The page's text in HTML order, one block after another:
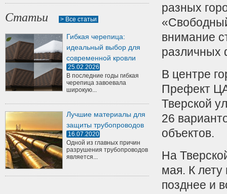
Статьи > Все статьи
Гибкая черепица:
идеальный выбор для
современной кровли
25.02.2026
В последние годы гибкая
черепица завоевала
широкую...
Лучшие материалы для
защиты трубопроводов
16.07.2020
Одной из главных причин
разрушения трубопроводов
является...
разных
внимание
различных
В центре
Префект
Тверской
26
объектов.
На
мая. К лету
позднее и